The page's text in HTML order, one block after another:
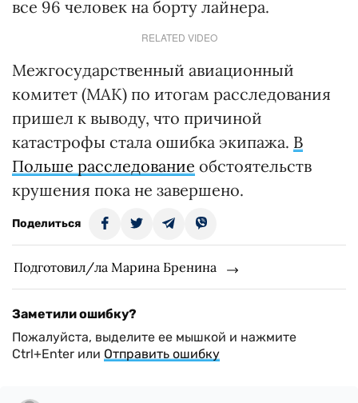
все 96 человек на борту лайнера.
RELATED VIDEO
Межгосударственный авиационный
комитет (МАК) по итогам расследования
пришел к выводу, что причиной
катастрофы стала ошибка экипажа. В
Польше расследование обстоятельств
крушения пока не завершено.
Поделиться
Подготовил/ла Марина Бренина
Заметили ошибку?
Пожалуйста, выделите ее мышкой и нажмите
Ctrl+Enter или Отправить ошибку